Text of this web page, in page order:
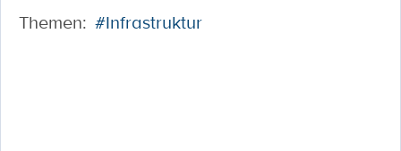
Themen: #Infrastruktur